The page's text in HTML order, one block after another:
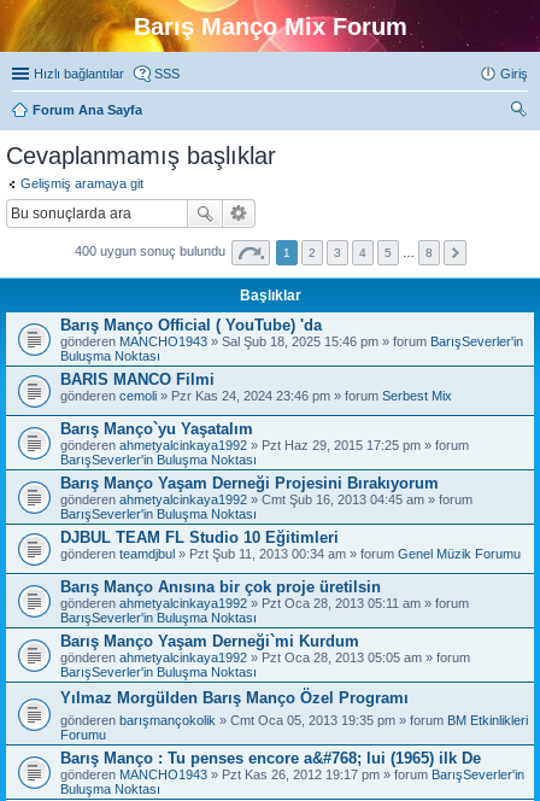
Barış Manço Mix Forum
Hızlı bağlantılar SSS Giriş
Forum Ana Sayfa
Cevaplanmamış başlıklar
Gelişmiş aramaya git
400 uygun sonuç bulundu 1 2 3 4 5 8
Başlıklar
Barış Manço Official ( YouTube) 'da
gönderen MANCHO1943 » Sal Şub 18, 2025 15:46 pm » forum BarışSeverler'in
Buluşma Noktası
BARIS MANCO Filmi
gönderen cemoli » Pzr Kas 24, 2024 23:46 pm » forum Serbest Mix
Barış Manço`yu Yaşatalım
gönderen ahmetyalcinkaya1992 » Pzt Haz 29, 2015 17:25 pm » forum
BarışSeverler'in Buluşma Noktası
Barış Manço Yaşam Derneği Projesini Bırakıyorum
gönderen ahmetyalcinkaya1992 » Cmt Şub 16, 2013 04:45 am » forum
BarışSeverler'in Buluşma Noktası
DJBUL TEAM FL Studio 10 Eğitimleri
gönderen teamdjbul » Pzt Şub 11, 2013 00:34 am » forum Genel Müzik Forumu
Barış Manço Anısına bir çok proje üretilsin
gönderen ahmetyalcinkaya1992 » Pzt Oca 28, 2013 05:11 am » forum
BarışSeverler'in Buluşma Noktası
Barış Manço Yaşam Derneği`mi Kurdum
gönderen ahmetyalcinkaya1992 » Pzt Oca 28, 2013 05:05 am » forum
BarışSeverler'in Buluşma Noktası
Yılmaz Morgülden Barış Manço Özel Programı
gönderen barışmançokolik » Cmt Oca 05, 2013 19:35 pm » forum BM Etkinlikleri
Forumu
Barış Manço : Tu penses encore a&#768; lui (1965) ilk De
gönderen MANCHO1943 » Pzt Kas 26, 2012 19:17 pm » forum BarışSeverler'in
Buluşma Noktası